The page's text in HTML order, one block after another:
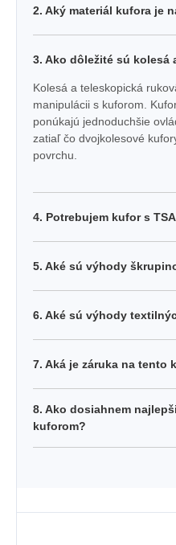
2. Aký materiál kufora je
3. Ako dôležité sú kolesá
Kolesá a teleskopická
manipulácii s kuforom.
ponúkajú jednoduchšie
zatiaľ čo dvojkolesové
povrchu.
4. Potrebujem kufor s
5. Aké sú výhody
6. Aké sú výhody
7. Aká je záruka na tento
8. Ako dosiahnem
kuforom?